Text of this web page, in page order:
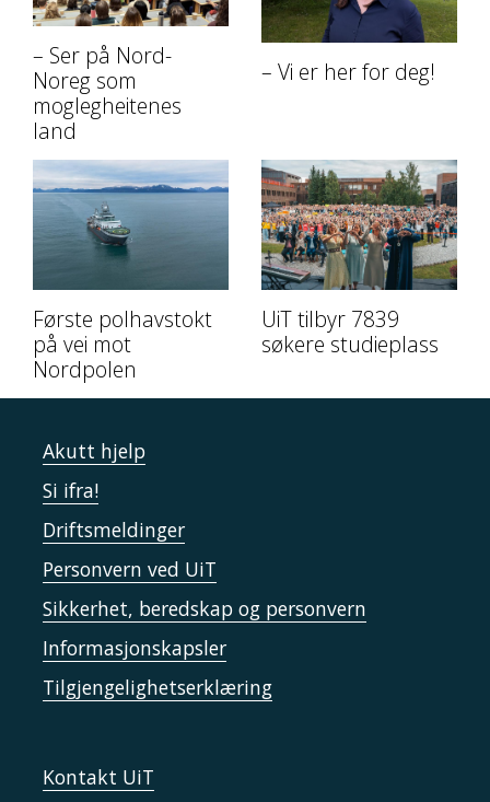
– Ser på Nord-
Noreg som
moglegheitenes
land
– Vi er her for deg!
Første polhavstokt
på vei mot
Nordpolen
UiT tilbyr 7839
søkere studieplass
Akutt hjelp
Si ifra!
Driftsmeldinger
Personvern ved UiT
Sikkerhet, beredskap og personvern
Informasjonskapsler
Tilgjengelighetserklæring
Kontakt UiT